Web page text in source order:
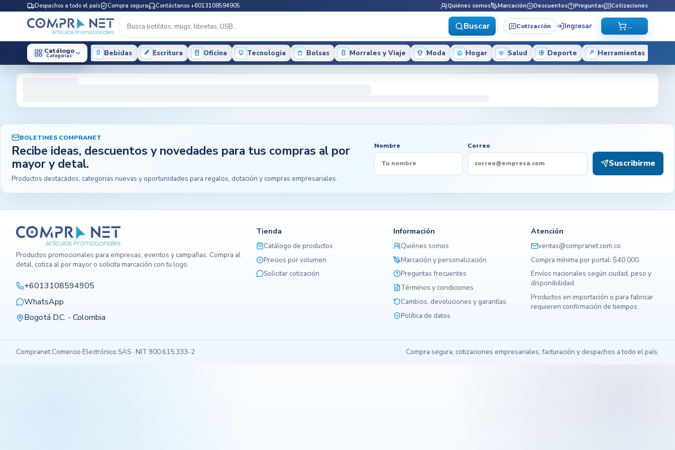
Despachos a todo el país Compra segura Contáctanos +6013108594905 Quiénes somos Marcación Descuentos Preguntas Cotizaciones
Buscar Cotización Ingresar ...
Catálogo
Categorias Bebidas Escritura Oficina Tecnologia Bolsas Morrales y Viaje Moda Hogar Salud Deporte Herramientas
BOLETINES COMPRANET
Recibe ideas, descuentos y novedades para tus compras al por
mayor y detal.
Productos destacados, categorías nuevas y oportunidades para regalos, dotación y compras empresariales.
Nombre Correo
Suscribirme
Productos promocionales para empresas, eventos y campañas. Compra al
detal, cotiza al por mayor o solicita marcación con tu logo.
+6013108594905
WhatsApp
Bogotá D.C. - Colombia
Tienda
Catálogo de productos
Precios por volumen
Solicitar cotización
Información
Quiénes somos
Marcación y personalización
Preguntas frecuentes
Términos y condiciones
Cambios, devoluciones y garantías
Política de datos
Atención
ventas@compranet.com.co
Compra mínima por portal: $40.000.
Envíos nacionales según ciudad, peso y
disponibilidad.
Productos en importación o para fabricar
requieren confirmación de tiempos.
Compranet Comercio Electrónico SAS · NIT 900.615.333-2 Compra segura, cotizaciones empresariales, facturación y despachos a todo el país.